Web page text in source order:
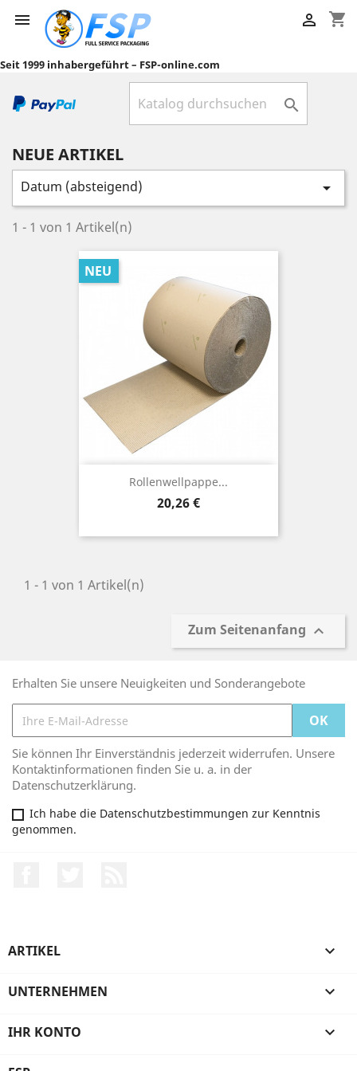
 shopping_cart

Seit 1999 inhabergeführt – FSP-online.com

NEUE ARTIKEL
Datum (absteigend) 
1 - 1 von 1 Artikel(n)
Rollenwellpappe...
Preis
20,26 €
NEU
1 - 1 von 1 Artikel(n)
Zum Seitenanfang 
Erhalten Sie unsere Neuigkeiten und Sonderangebote
Sie können Ihr Einverständnis jederzeit widerrufen. Unsere
Kontaktinformationen finden Sie u. a. in der
Datenschutzerklärung.
Ich habe die Datenschutzbestimmungen zur Kenntnis
genommen.
ARTIKEL 
UNTERNEHMEN 
IHR KONTO 